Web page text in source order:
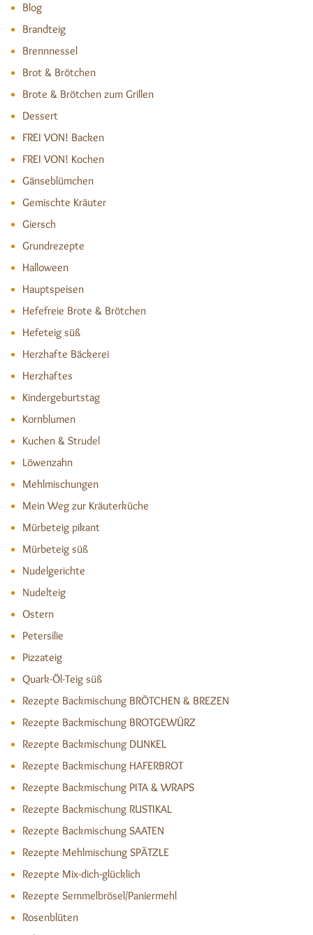
Blog
Brandteig
Brennnessel
Brot & Brötchen
Brote & Brötchen zum Grillen
Dessert
FREI VON! Backen
FREI VON! Kochen
Gänseblümchen
Gemischte Kräuter
Giersch
Grundrezepte
Halloween
Hauptspeisen
Hefefreie Brote & Brötchen
Hefeteig süß
Herzhafte Bäckerei
Herzhaftes
Kindergeburtstag
Kornblumen
Kuchen & Strudel
Löwenzahn
Mehlmischungen
Mein Weg zur Kräuterküche
Mürbeteig pikant
Mürbeteig süß
Nudelgerichte
Nudelteig
Ostern
Petersilie
Pizzateig
Quark-Öl-Teig süß
Rezepte Backmischung BRÖTCHEN & BREZEN
Rezepte Backmischung BROTGEWÜRZ
Rezepte Backmischung DUNKEL
Rezepte Backmischung HAFERBROT
Rezepte Backmischung PITA & WRAPS
Rezepte Backmischung RUSTIKAL
Rezepte Backmischung SAATEN
Rezepte Mehlmischung SPÄTZLE
Rezepte Mix-dich-glücklich
Rezepte Semmelbrösel/Paniermehl
Rosenblüten